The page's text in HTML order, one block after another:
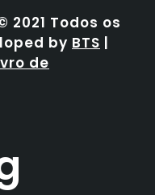
Todos os
by BTS |
de